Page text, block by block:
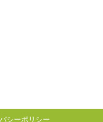
シーポリシー